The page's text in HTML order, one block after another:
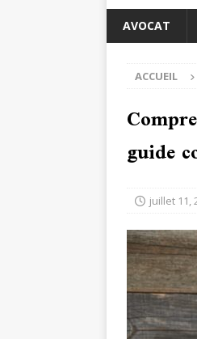
AVOCAT
ACCUEIL
guide
juillet 11,